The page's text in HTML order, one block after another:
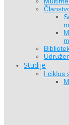
Studije
I ciklus